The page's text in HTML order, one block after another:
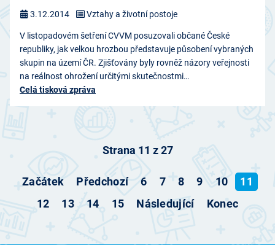
V listopadovém šetření CVVM posuzovali občané České
republiky, jak velkou hrozbou představuje působení vybraných
skupin na území ČR. Zjišťovány byly rovněž názory veřejnosti
na reálnost ohrožení určitými skutečnostmi…
Celá tisková zpráva
3.12.2014 Vztahy a životní postoje
Strana 11 z 27
Začátek Předchozí 6 7 8 9 10
11
12
13 14 15 Následující Konec